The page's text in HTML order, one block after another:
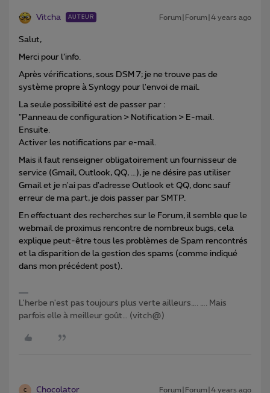
Vitcha AUTEUR Forum|Forum|4 years ago
Salut,
Merci pour l’info.
Après vérifications, sous DSM 7; je ne trouve pas de
système propre à Synlogy pour l'envoi de mail.
La seule possibilité est de passer par :
"Panneau de configuration > Notification > E-mail.
Ensuite.
Activer les notifications par e-mail.
Mais il faut renseigner obligatoirement un fournisseur de
service (Gmail, Outlook, QQ, …), je ne désire pas utiliser
Gmail et je n'ai pas d'adresse Outlook et QQ, donc sauf
erreur de ma part, je dois passer par SMTP.
En effectuant des recherches sur le Forum, il semble que le
webmail de proximus rencontre de nombreux bugs, cela
explique peut-être tous les problèmes de Spam rencontrés
et la disparition de la gestion des spams (comme indiqué
dans mon précédent post).
L'herbe n'est pas toujours plus verte ailleurs…. …. Mais
parfois elle à meilleur goût… (vitch@)
C Chocolator Forum|Forum|4 years ago